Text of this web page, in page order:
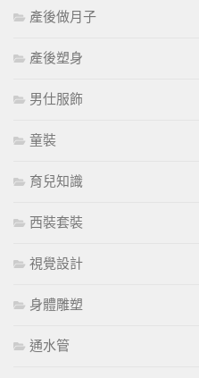
產後做月子
產後塑身
男仕服飾
童裝
育兒知識
西裝套裝
視覺設計
身體雕塑
通水管